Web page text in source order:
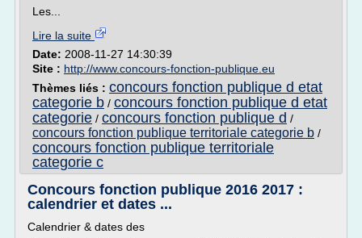
Les...
Lire la suite
Date: 2008-11-27 14:30:39
Site : http://www.concours-fonction-publique.eu
Thèmes liés : concours fonction publique d etat
categorie b / concours fonction publique d etat
categorie / concours fonction publique d /
concours fonction publique territoriale categorie b /
concours fonction publique territoriale
categorie c
Concours fonction publique 2016 2017 :
calendrier et dates ...
Calendrier & dates des